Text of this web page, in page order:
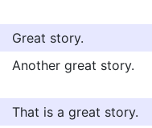
Great story.
Another great story.
That is a great story.